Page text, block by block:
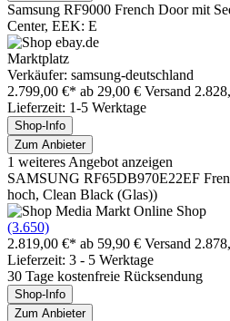
Samsung RF9000 French Door mit
Center, EEK: E
Marktplatz
Verkäufer: samsung-deutschland
2.799,00 €* ab 29,00 € Versand
Lieferzeit: 1-5 Werktage
Shop-Info
Zum Anbieter
1 weiteres Angebot anzeigen
SAMSUNG RF65DB970E22EF
hoch, Clean Black (Glas))
(3.650)
2.819,00 €* ab 59,90 € Versand
Lieferzeit: 3 - 5 Werktage
30 Tage kostenfreie Rücksendung
Shop-Info
Zum Anbieter